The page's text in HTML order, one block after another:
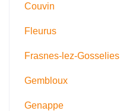
Couvin
Fleurus
Frasnes-lez-Gosselies
Gembloux
Genappe